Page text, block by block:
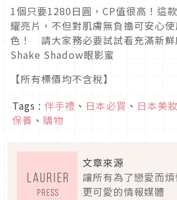
1個只要1280日圓，CP值很高！這
耀亮片，不但對肌膚無負擔可安心
色！ 請大家務必要試試看充滿新
Shake Shadow眼影蜜
【所有標價均不含稅】
Tags : 伴手禮 、 日本必買 、 日本美妝
保養 、 購物
文章來源
讓所有為了戀愛而
更可愛的情報媒體